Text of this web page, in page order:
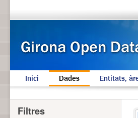
Inici Dades Entitats,
Filtres